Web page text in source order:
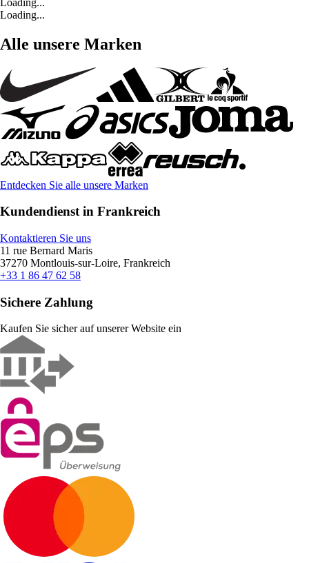
Loading...
Alle unsere Marken
Entdecken Sie alle unsere Marken
Kundendienst in Frankreich
Kontaktieren Sie uns
11 rue Bernard Maris
37270 Montlouis-sur-Loire, Frankreich
+33 1 86 47 62 58
Sichere Zahlung
Kaufen Sie sicher auf unserer Website ein